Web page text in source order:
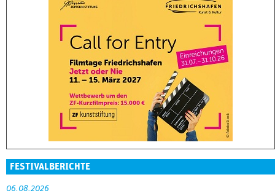
FESTIVALBERICHTE
06.08.2026